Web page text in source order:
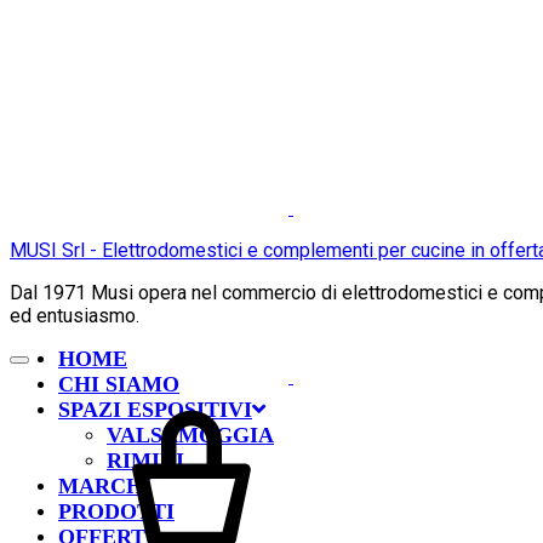
MUSI Srl - Elettrodomestici e complementi per cucine in
Dal 1971 Musi opera nel commercio di elettrodomestici e
ed entusiasmo.
HOME
CHI SIAMO
SPAZI ESPOSITIVI
VALSAMOGGIA
RIMINI
MARCHI
PRODOTTI
OFFERTE